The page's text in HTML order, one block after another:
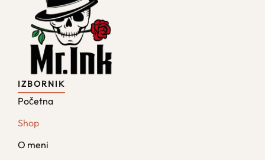
IZBORNIK
Početna
Shop
O meni